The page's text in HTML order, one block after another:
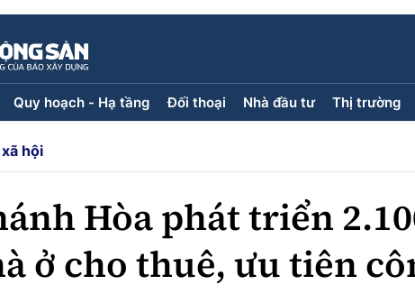
Quy hoạch - Hạ tầng Đối thoại Nhà đầu tư Thị trường
Quy hoạch - Hạ tầng
Quy hoạch
Doanh nhân
hội
Hòa phát triển
ở cho thuê, ưu tiên